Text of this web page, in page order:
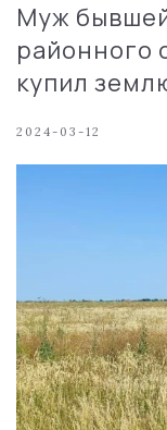
Муж
районного
купил
2024-03-12